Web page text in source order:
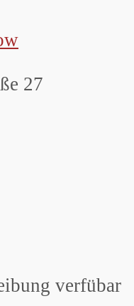
27
verfübar